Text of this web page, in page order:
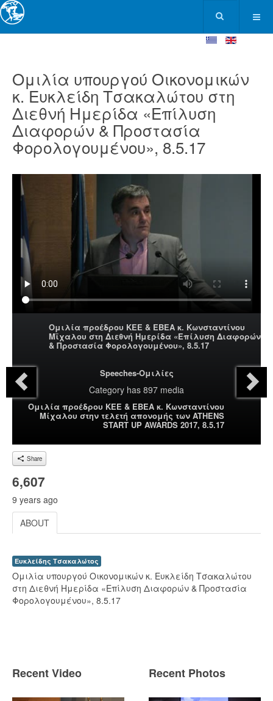
Ομιλία υπουργού Οικονομικών
κ. Ευκλείδη Τσακαλώτου στη
Διεθνή Ημερίδα «Επίλυση
Διαφορών & Προστασία
Φορολογουμένου», 8.5.17
Ομιλία προέδρου ΚΕΕ & ΕΒΕΑ κ. Κωνσταντίνου
Μϊχαλου στη Διεθνή Ημερίδα «Επίλυση Διαφορών
& Προστασία Φορολογουμένου», 8.5.17
Speeches-Ομιλίες
Category has 897 media
Ομιλία προέδρου ΚΕΕ & ΕΒΕΑ κ. Κωνσταντίνου
Μίχαλου στην τελετή απονομής των ATHENS
START UP AWARDS 2017, 8.5.17
Share
6,607
9 years ago
ABOUT
Ευκλείδης Τσακαλώτος
Ομιλία υπουργού Οικονομικών κ. Ευκλείδη Τσακαλώτου
στη Διεθνή Ημερίδα «Επίλυση Διαφορών & Προστασία
Φορολογουμένου», 8.5.17
Recent Video Recent Photos